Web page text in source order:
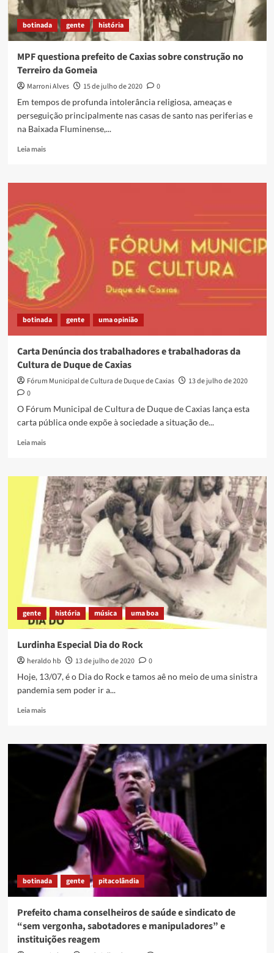
botinada gente história
MPF questiona prefeito de Caxias sobre construção no
Terreiro da Gomeia
Marroni Alves 15 de julho de 2020
0
Em tempos de profunda intolerância religiosa, ameaças e
perseguição principalmente nas casas de santo nas periferias e
na Baixada Fluminense,...
Leia maisRead
MPF
prefeito
de
Caxias
sobre
construção
no
Terreiro
da
Gomeia
botinada gente uma opinião
Carta Denúncia dos trabalhadores e trabalhadoras da
Cultura de Duque de Caxias
Fórum Municipal de Cultura de Duque de Caxias
13 de julho de 2020
0
O Fórum Municipal de Cultura de Duque de Caxias lança esta
carta pública onde expõe à sociedade a situação de...
Leia maisRead
Carta
Denúncia
dos
trabalhadores
e
trabalhadoras
da
Cultura
Caxias
gente história música uma boa
Lurdinha Especial Dia do Rock
heraldo hb 13 de julho de 2020
0
Hoje, 13/07, é o Dia do Rock e tamos aê no meio de uma sinistra
pandemia sem poder ir a...
Leia maisRead
Lurdinha
Especial
Rock
botinada gente pitacolândia
Prefeito chama conselheiros de saúde e sindicato de
“sem vergonha, sabotadores e manipuladores” e
instituições reagem